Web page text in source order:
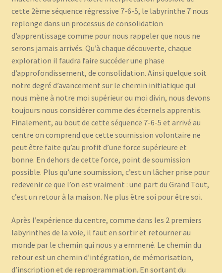
cette 2ème séquence régressive 7-6-5, le labyrinthe 7 nous
replonge dans un processus de consolidation
d’apprentissage comme pour nous rappeler que nous ne
serons jamais arrivés. Qu’à chaque découverte, chaque
exploration il faudra faire succéder une phase
d’approfondissement, de consolidation. Ainsi quelque soit
notre degré d’avancement sur le chemin initiatique qui
nous mène à notre moi supérieur ou moi divin, nous devons
toujours nous considérer comme des éternels apprentis.
Finalement, au bout de cette séquence 7-6-5 et arrivé au
centre on comprend que cette soumission volontaire ne
peut être faite qu’au profit d’une force supérieure et
bonne. En dehors de cette force, point de soumission
possible. Plus qu’une soumission, c’est un lâcher prise pour
redevenir ce que l’on est vraiment : une part du Grand Tout,
c’est un retour à la maison. Ne plus être soi pour être soi.
Après l’expérience du centre, comme dans les 2 premiers
labyrinthes de la voie, il faut en sortir et retourner au
monde par le chemin qui nous y a emmené. Le chemin du
retour est un chemin d’intégration, de mémorisation,
d’inscription et de reprogrammation. En sortant du